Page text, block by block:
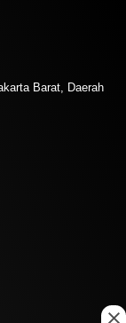
Barat, Daerah